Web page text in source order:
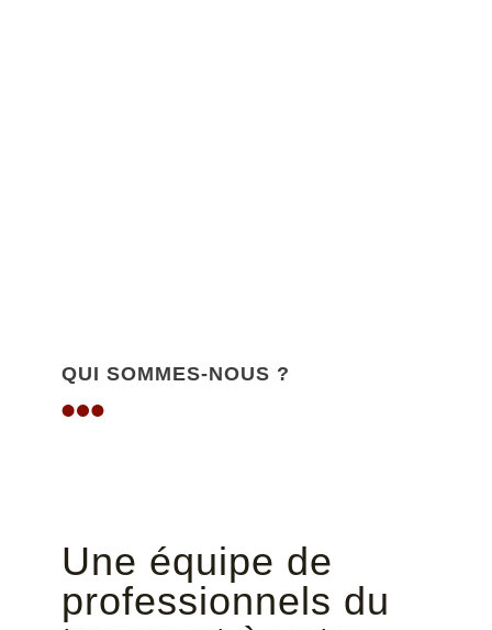
QUI SOMMES-NOUS ?
Une équipe de
professionnels du